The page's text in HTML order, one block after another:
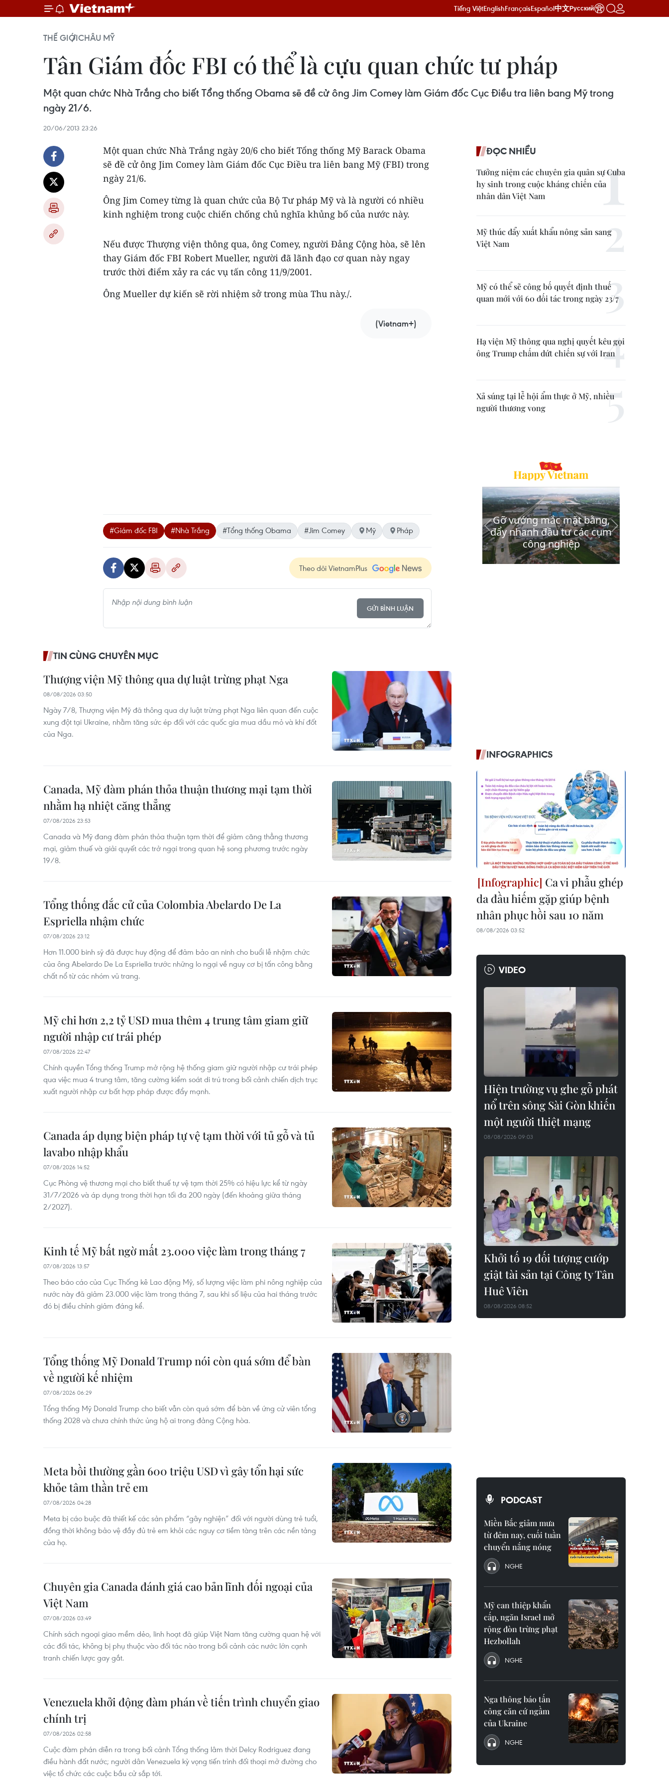
Tiếng ViệtEnglishFrançaisEspañol中文Русский
THẾ GIỚICHÂU MỸ
Tân Giám đốc FBI có thể là cựu quan chức tư pháp
Một quan chức Nhà Trắng cho biết Tổng thống Obama sẽ đề cử ông Jim Comey làm Giám đốc Cục Điều tra liên bang Mỹ trong
ngày 21/6.
20/06/2013 23:26
Một quan chức Nhà Trắng ngày 20/6 cho biết Tổng thống Mỹ Barack Obama
sẽ đề cử ông Jim Comey làm Giám đốc Cục Điều tra liên bang Mỹ (FBI) trong
ngày 21/6.
Ông Jim Comey từng là quan chức của Bộ Tư pháp Mỹ và là người có nhiều
kinh nghiệm trong cuộc chiến chống chủ nghĩa khủng bố của nước này.
Nếu được Thượng viện thông qua, ông Comey, người Đảng Cộng hòa, sẽ lên
thay Giám đốc FBI Robert Mueller, người đã lãnh đạo cơ quan này ngay
trước thời điểm xảy ra các vụ tấn công 11/9/2001.
Ông Mueller dự kiến sẽ rời nhiệm sở trong mùa Thu này./.
(Vietnam+)
#Giám đốc FBI #Nhà Trắng #Tổng thống Obama #Jim Comey Mỹ Pháp
Theo dõi VietnamPlus
GỬI BÌNH LUẬN
TIN CÙNG CHUYÊN MỤC
Thượng viện Mỹ thông qua dự luật trừng phạt Nga
08/08/2026 03:50
Ngày 7/8, Thượng viện Mỹ đã thông qua dự luật trừng phạt Nga liên quan đến cuộc
xung đột tại Ukraine, nhằm tăng sức ép đối với các quốc gia mua dầu mỏ và khí đốt
của Nga.
Canada, Mỹ đàm phán thỏa thuận thương mại tạm thời
nhằm hạ nhiệt căng thẳng
07/08/2026 23:53
Canada và Mỹ đang đàm phán thỏa thuận tạm thời để giảm căng thẳng thương
mại, giảm thuế và giải quyết các trở ngại trong quan hệ song phương trước ngày
19/8.
Tổng thống đắc cử của Colombia Abelardo De La
Espriella nhậm chức
07/08/2026 23:12
Hơn 11.000 binh sỹ đã được huy động để đảm bảo an ninh cho buổi lễ nhậm chức
của ông Abelardo De La Espriella trước những lo ngại về nguy cơ bị tấn công bằng
chất nổ từ các nhóm vũ trang.
Mỹ chi hơn 2,2 tỷ USD mua thêm 4 trung tâm giam giữ
người nhập cư trái phép
07/08/2026 22:47
Chính quyền Tổng thống Trump mở rộng hệ thống giam giữ người nhập cư trái phép
qua việc mua 4 trung tâm, tăng cường kiểm soát di trú trong bối cảnh chiến dịch trục
xuất người nhập cư bất hợp pháp được đẩy mạnh.
Canada áp dụng biện pháp tự vệ tạm thời với tủ gỗ và tủ
lavabo nhập khẩu
07/08/2026 14:52
Cục Phòng vệ thương mại cho biết thuế tự vệ tạm thời 25% có hiệu lực kể từ ngày
31/7/2026 và áp dụng trong thời hạn tối đa 200 ngày (đến khoảng giữa tháng
2/2027).
Kinh tế Mỹ bất ngờ mất 23.000 việc làm trong tháng 7
07/08/2026 13:57
Theo báo cáo của Cục Thống kê Lao động Mỹ, số lượng việc làm phi nông nghiệp của
nước này đã giảm 23.000 việc làm trong tháng 7, sau khi số liệu của hai tháng trước
đó bị điều chỉnh giảm đáng kể.
Tổng thống Mỹ Donald Trump nói còn quá sớm để bàn
về người kế nhiệm
07/08/2026 06:29
Tổng thống Mỹ Donald Trump cho biết vẫn còn quá sớm để bàn về ứng cử viên tổng
thống 2028 và chưa chính thức ủng hộ ai trong đảng Cộng hòa.
Meta bồi thường gần 600 triệu USD vì gây tổn hại sức
khỏe tâm thần trẻ em
07/08/2026 04:28
Meta bị cáo buộc đã thiết kế các sản phẩm “gây nghiện” đối với người dùng trẻ tuổi,
đồng thời không bảo vệ đầy đủ trẻ em khỏi các nguy cơ tiềm tàng trên các nền tảng
của họ.
Chuyên gia Canada đánh giá cao bản lĩnh đối ngoại của
Việt Nam
07/08/2026 03:49
Chính sách ngoại giao mềm dẻo, linh hoạt đã giúp Việt Nam tăng cường quan hệ với
các đối tác, không bị phụ thuộc vào đối tác nào trong bối cảnh các nước lớn cạnh
tranh chiến lược gay gắt.
Venezuela khởi động đàm phán về tiến trình chuyển giao
chính trị
07/08/2026 02:58
Cuộc đàm phán diễn ra trong bối cảnh Tổng thống lâm thời Delcy Rodriguez đang
điều hành đất nước; người dân Venezuela kỳ vọng tiến trình đối thoại mở đường cho
việc tổ chức các cuộc bầu cử sắp tới.
ĐỌC NHIỀU
Tưởng niệm các chuyên gia quân sự Cuba
hy sinh trong cuộc kháng chiến của
nhân dân Việt Nam
Mỹ thúc đẩy xuất khẩu nông sản sang
Việt Nam
Mỹ có thể sẽ công bố quyết định thuế
quan mới với 60 đối tác trong ngày 23/7
Hạ viện Mỹ thông qua nghị quyết kêu gọi
ông Trump chấm dứt chiến sự với Iran
Xả súng tại lễ hội ẩm thực ở Mỹ, nhiều
người thương vong
INFOGRAPHICS
Ca vi phẫu ghép
da đầu hiếm gặp giúp bệnh
nhân phục hồi sau 10 năm
08/08/2026 03:52
VIDEO
Hiện trường vụ ghe gỗ phát
nổ trên sông Sài Gòn khiến
một người thiệt mạng
08/08/2026 09:03
Khởi tố 19 đối tượng cướp
giật tài sản tại Công ty Tân
Huê Viên
08/08/2026 08:52
PODCAST
Miền Bắc giảm mưa
từ đêm nay, cuối tuần
chuyển nắng nóng
NGHE
Mỹ can thiệp khẩn
cấp, ngăn Israel mở
rộng đòn trừng phạt
Hezbollah
NGHE
Nga thông báo tấn
công căn cứ ngầm
của Ukraine
NGHE